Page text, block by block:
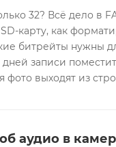
32? Всё дело в
карту, как
битрейты нужны
записи
выходят из
аудио в